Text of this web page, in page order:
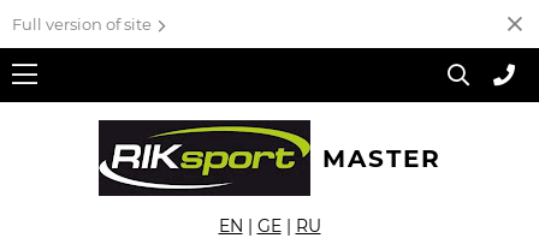
Full version of site
MASTER
EN | GE| RU